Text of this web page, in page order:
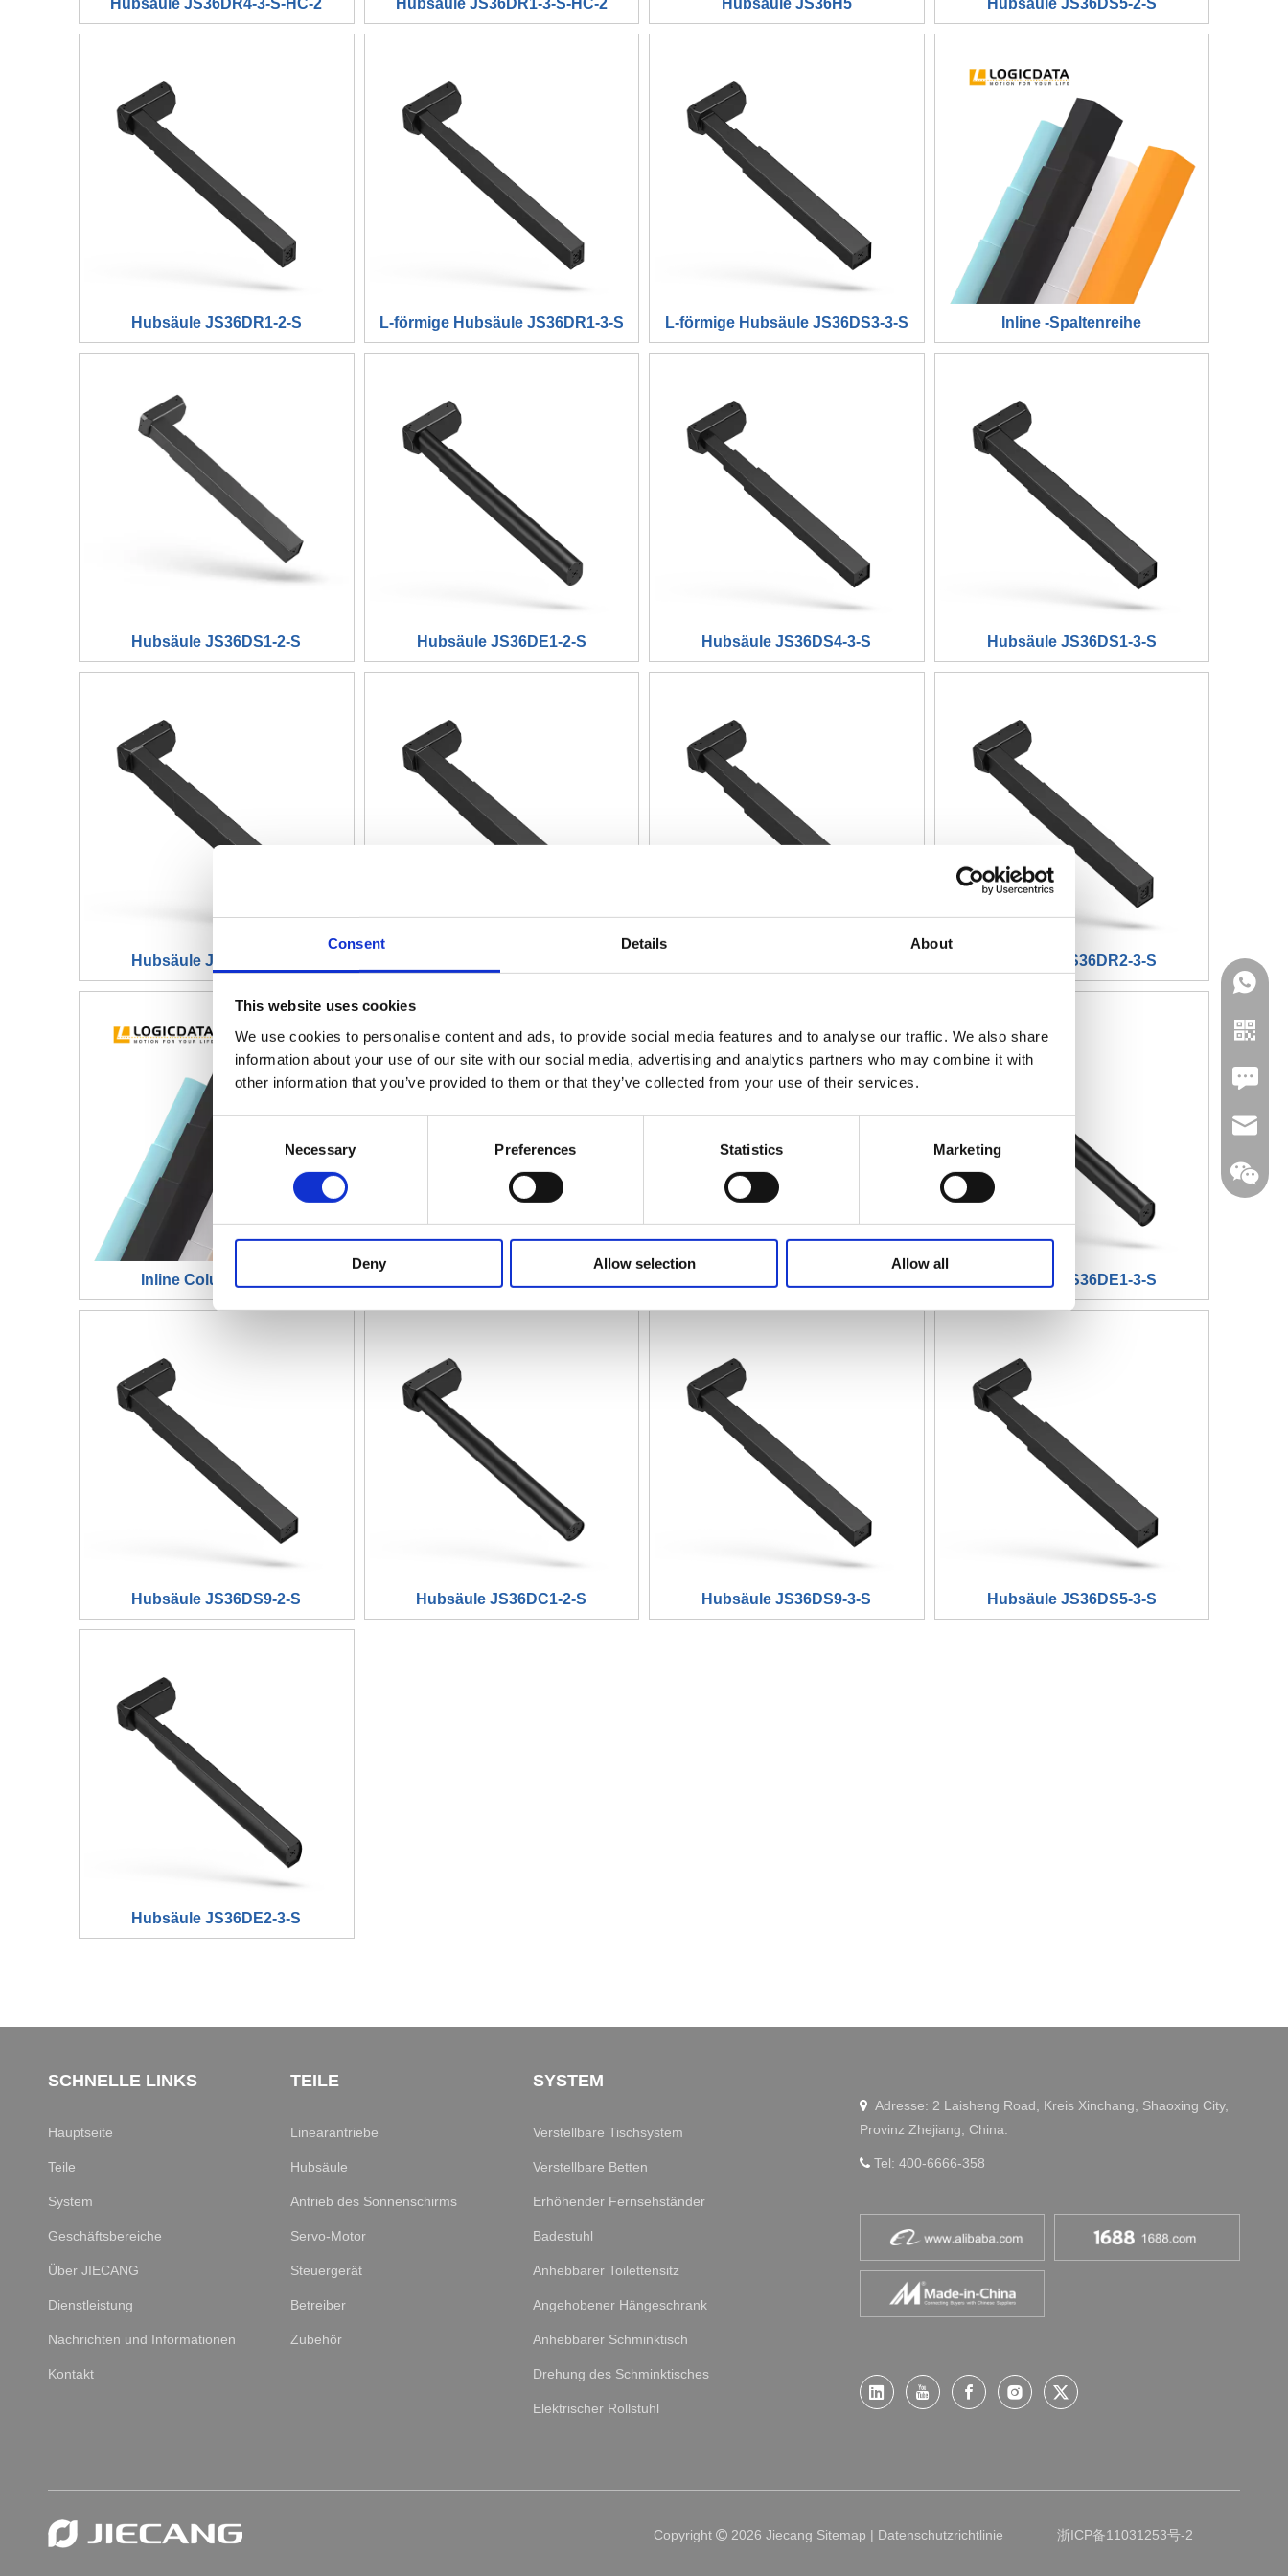
Consent Details About
This website uses cookies
We use cookies to personalise content and ads, to provide social media features and to analyse our traffic. We also share
information about your use of our site with our social media, advertising and analytics partners who may combine it with
other information that you’ve provided to them or that they’ve collected from your use of their services.
Necessary Preferences Statistics Marketing
Deny Allow selection Allow all
Hubsäule JS36DR4-3-S-HC-2 Hubsäule JS36DR1-3-S-HC-2 Hubsäule JS36H5 Hubsäule JS36DS5-2-S
Hubsäule JS36DR1-2-S L-förmige Hubsäule JS36DR1-3-S L-förmige Hubsäule JS36DS3-3-S Inline -Spaltenreihe
Hubsäule JS36DS1-2-S Hubsäule JS36DE1-2-S Hubsäule JS36DS4-3-S Hubsäule JS36DS1-3-S
Hubsäule JS36DR7-3-S Hubsäule JS36DR2-3-S
Inline Column Series Hubsäule JS36DE1-3-S
Hubsäule JS36DS9-2-S Hubsäule JS36DC1-2-S Hubsäule JS36DS9-3-S Hubsäule JS36DS5-3-S
Hubsäule JS36DE2-3-S
SCHNELLE LINKS
Hauptseite
Teile
System
Geschäftsbereiche
Über JIECANG
Dienstleistung
Nachrichten und Informationen
Kontakt
TEILE
Linearantriebe
Hubsäule
Antrieb des Sonnenschirms
Servo-Motor
Steuergerät
Betreiber
Zubehör
Leave
SYSTEM
Verstellbare Tischsystem
Verstellbare Betten
Erhöhender Fernsehständer
Badestuhl
Anhebbarer Toilettensitz
Angehobener Hängeschrank
Anhebbarer Schminktisch
Drehung des Schminktisches
Elektrischer Rollstuhl
Adresse: 2 Laisheng Road, Kreis Xinchang, Shaoxing City,
Provinz Zhejiang, China.
 Tel: 400-6666-358
Copyright  2026 Jiecang Sitemap | Datenschutzrichtlinie 浙ICP备11031253号-2